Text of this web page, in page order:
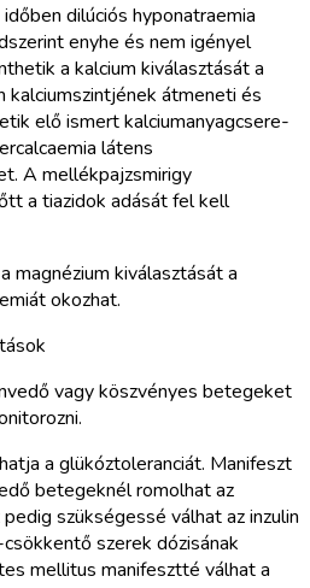
dilúciós hyponatraemia
enyhe és nem igényel
a kalcium kiválasztását a
kalciumszintjének átmeneti és
elő ismert kalciumanyagcsere-
látens
A mellékpajzsmirigy
a tiazidok adását fel kell
magnézium kiválasztását a
okozhat.
vagy köszvényes betegeket
a glükóztoleranciát. Manifeszt
betegeknél romolhat az
szükségessé válhat az inzulin
szerek dózisának
mellitus manifesztté válhat a